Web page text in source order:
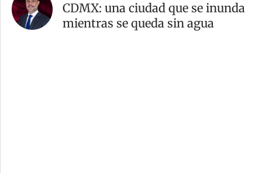
CDMX: una ciudad que se inunda
mientras se queda sin agua